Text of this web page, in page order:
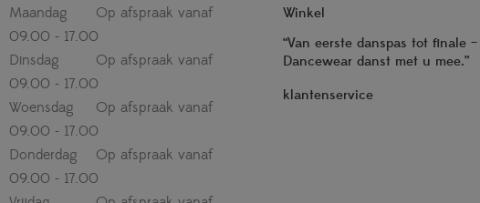
Maandag
Op afspraak vanaf
09.00 - 17.00
Dinsdag
Op afspraak vanaf
09.00 - 17.00
Woensdag
Op afspraak vanaf
09.00 - 17.00
Donderdag
Op afspraak vanaf
09.00 - 17.00
Winkel
“Van eerste danspas tot finale –
Dancewear danst met u mee.”
klantenservice